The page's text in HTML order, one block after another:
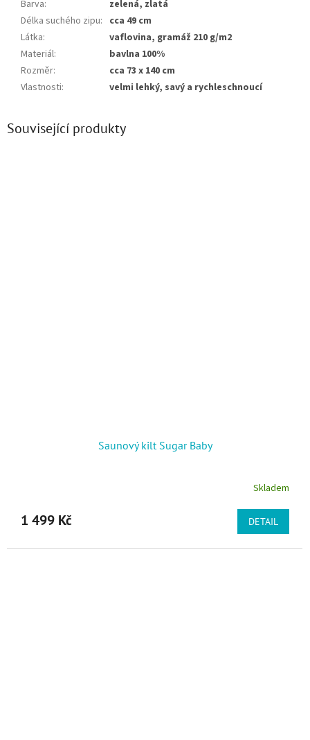
Barva:
zelená, zlatá
Délka suchého zipu: cca 49 cm
Látka:
vaflovina, gramáž 210 g/m2
Materiál:
bavlna 100%
Rozměr:
cca 73 x 140 cm
Vlastnosti: velmi lehký, savý a rychleschnoucí
Související produkty
Saunový kilt Sugar Baby
Skladem
1 499 Kč DETAIL